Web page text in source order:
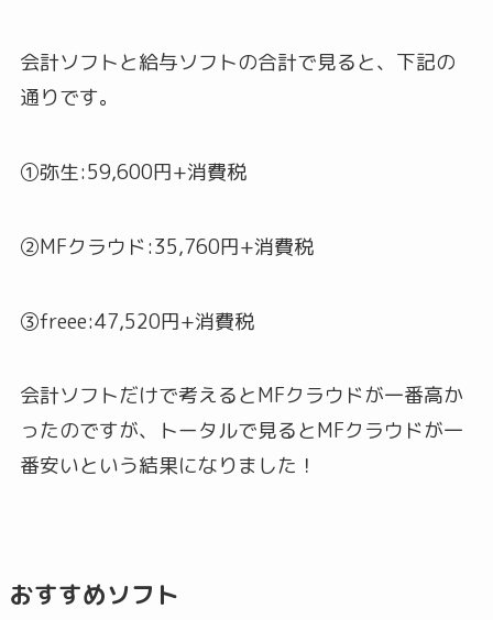
会計ソフトと給与ソフトの合計で見ると、下記の
通りです。
①弥生:59,600円+消費税
②MFクラウド:35,760円+消費税
③freee:47,520円+消費税
会計ソフトだけで考えるとMFクラウドが一番高か
ったのですが、トータルで見るとMFクラウドが一
番安いという結果になりました！
おすすめソフト